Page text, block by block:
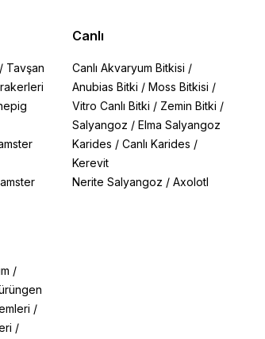
/ Tavşan
/
/
/
Canlı
Canlı Akvaryum Bitkisi /
Anubias Bitki /Moss Bitkisi /
Vitro Canlı Bitki / Zemin Bitki /
Salyangoz /Elma Salyangoz
Karides /Canlı Karides /
Kerevit
Nerite Salyangoz /Axolotl